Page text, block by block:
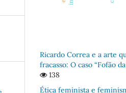
Ricardo Correa e a arte
fracasso: O caso “Fofão
138
Ética feminista e